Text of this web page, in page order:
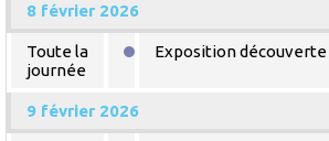
8 février 2026
Toute la
journée
Exposition découverte
9 février 2026